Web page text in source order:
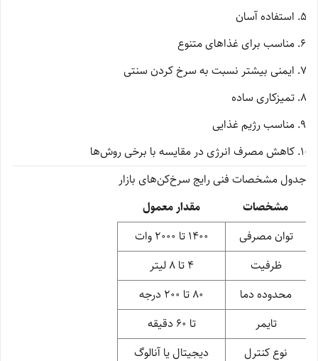
استفاده آسان
مناسب برای غذاهای متنوع
ایمنی بیشتر نسبت به سرخ کردن سنتی
تمیزکاری ساده
مناسب رژیم غذایی
کاهش مصرف انرژی در مقایسه با برخی روش‌ها
جدول مشخصات فنی رایج سرخ‌کن‌های بازار
مشخصات
مقدار معمول
توان مصرفی
1400 تا 2000 وات
ظرفیت
4 تا 8 لیتر
محدوده دما
80 تا 200 درجه
تایمر
تا 60 دقیقه
نوع کنترل
دیجیتال یا آنالوگ